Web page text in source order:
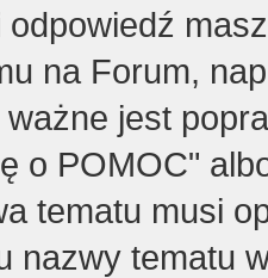
odpowiedź
na Forum,
jest
o POMOC"
tematu musi
nazwy tematu